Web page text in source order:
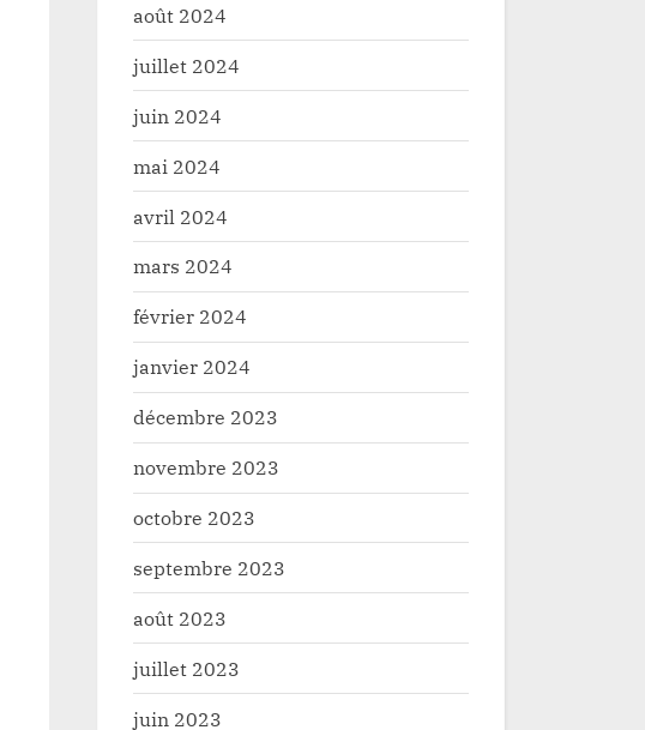
août 2024
juillet 2024
juin 2024
mai 2024
avril 2024
mars 2024
février 2024
janvier 2024
décembre 2023
novembre 2023
octobre 2023
septembre 2023
août 2023
juillet 2023
juin 2023